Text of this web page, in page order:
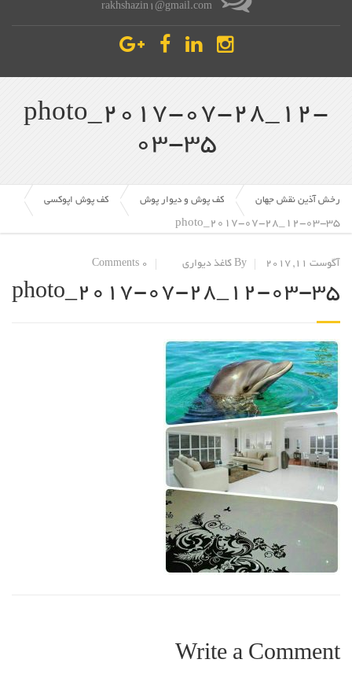
rakhshazin1@gmail.com
photo_2017-07-28_12-
03-35
رخش آذین نقش جهان کف پوش و دیوار پوش کف پوش اپوکسی
photo_2017-07-28_12-03-35
آگوست 11, 2017 By کاغذ دیواری 0 Comments
photo_2017-07-28_12-03-35
Write a Comment